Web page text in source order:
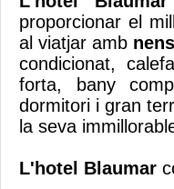
proporcionar el
al viatjar amb
condicionat,
forta, bany
dormitori i gran
la seva
L'hotel Blaumar